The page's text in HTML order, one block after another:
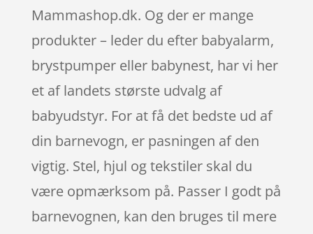
Mammashop.dk. Og der er mange
produkter – leder du efter babyalarm,
brystpumper eller babynest, har vi her
et af landets største udvalg af
babyudstyr. For at få det bedste ud af
din barnevogn, er pasningen af den
vigtig. Stel, hjul og tekstiler skal du
være opmærksom på. Passer I godt på
barnevognen, kan den bruges til mere